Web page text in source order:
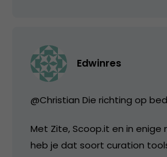
Edwinres
@Christian Die richting op
Met Zite, Scoop.it en in
heb je dat soort curation